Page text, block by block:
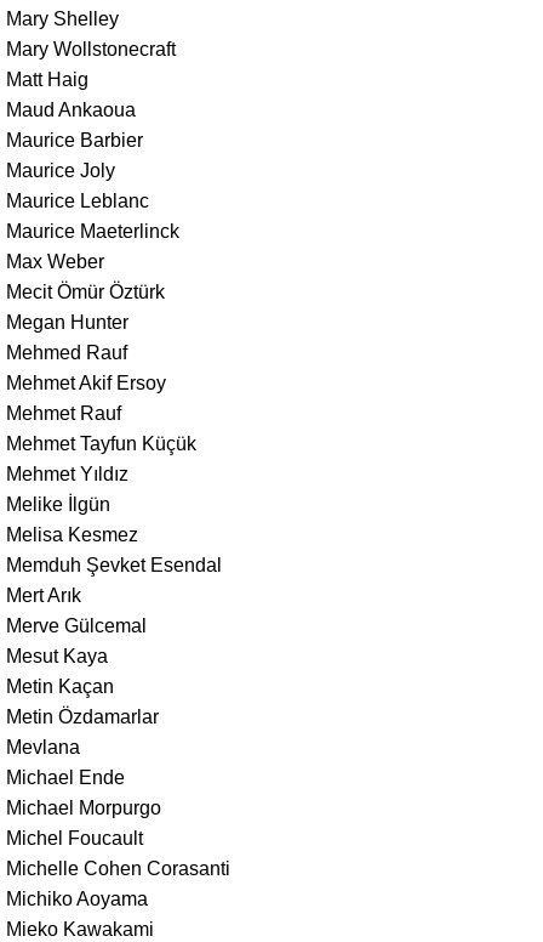
Mary Shelley
Mary Wollstonecraft
Matt Haig
Maud Ankaoua
Maurice Barbier
Maurice Joly
Maurice Leblanc
Maurice Maeterlinck
Max Weber
Mecit Ömür Öztürk
Megan Hunter
Mehmed Rauf
Mehmet Akif Ersoy
Mehmet Rauf
Mehmet Tayfun Küçük
Mehmet Yıldız
Melike İlgün
Melisa Kesmez
Memduh Şevket Esendal
Mert Arık
Merve Gülcemal
Mesut Kaya
Metin Kaçan
Metin Özdamarlar
Mevlana
Michael Ende
Michael Morpurgo
Michel Foucault
Michelle Cohen Corasanti
Michiko Aoyama
Mieko Kawakami